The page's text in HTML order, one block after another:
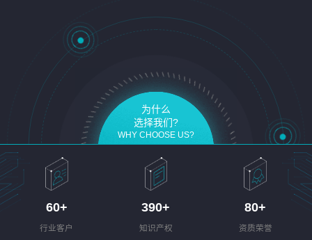
为什么
选择我们?
WHY CHOOSE US?
60+
行业客户
390+
知识产权
80+
资质荣誉